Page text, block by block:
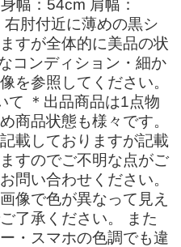
幅：54cm 肩幅：
肘付近に薄めの黒シ
すが全体的に美品の状
コンディション・細か
を参照してください。
て ＊出品商品は1点物
商品状態も様々です。
載しておりますが記載
すのでご不明な点がご
問い合わせください。
像で色が異なって見え
了承ください。 また
・スマホの色調でも違